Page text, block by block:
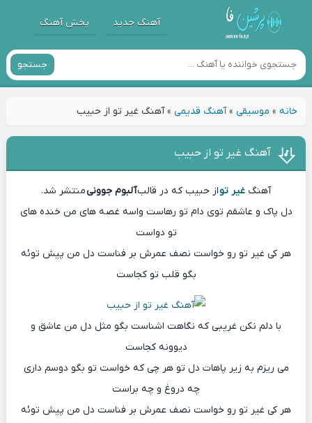
آهنگ جدید پخش آهنگ
جستجو
خانه» موسیقی»آهنگ قدیمی»آهنگ غیر تو از حبیب
آهنگ غیر تو از حبیب
آهنگ غیر تواز حبیب که در قالبآلبوم جوونیمنتشر شد.
دل پاک و عاشقم توی دام تو رهاست واسه غصه های من خنده های
تو دواست
هر کی غیر تو رو خواست نصف عمرش بر فناست دل من پیش توئه
بگو قلب تو کجاست
با دلم نکن غریبی که نگاهت اشناست بگو مثل دل من عاشق و
دیوونه کجاست
می ریزم به زیر پاهات دل تو هر چی که خواست تو بگو دوسم داری
چه دروغ و چه براست
هر کی غیر تو رو خواست نصف عمرش بر فناست دل من پیش توئه